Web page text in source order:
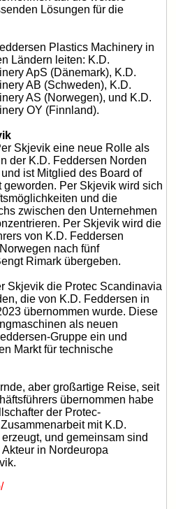
Lösungen für die
Plastics Machinery in
Ländern leiten: K.D.
ApS (Dänemark), K.D.
AB (Schweden), K.D.
AS (Norwegen), und K.D.
OY (Finnland).
Skjevik eine neue Rolle als
der K.D. Feddersen Norden
ist Mitglied des Board of
geworden. Per Skjevik wird sich
und die
zwischen den Unternehmen
Per Skjevik wird die
von K.D. Feddersen
nach fünf
Rimark übergeben.
Skjevik die Protec Scandinavia
die von K.D. Feddersen in
übernommen wurde. Diese
als neuen
Gruppe ein und
Markt für technische
aber großartige Reise, seit
übernommen habe
der Protec-
mit K.D.
und gemeinsam sind
in Nordeuropa